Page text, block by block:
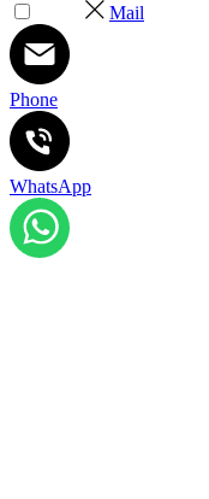
Mail
Phone
WhatsApp